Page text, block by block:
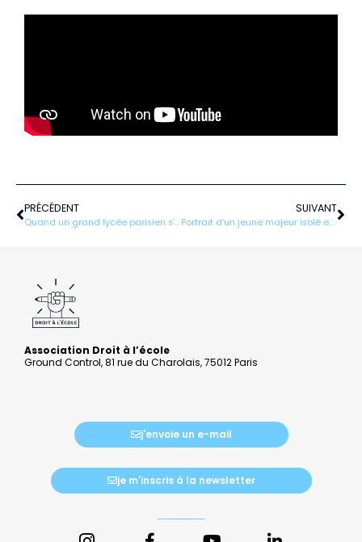
Précédent
PRÉCÉDENT
Quand un grand lycée parisien s’engage…
SUIVANT
Portrait d’un jeune majeur isolé engagé
Association Droit à l’école
Ground Control, 81 rue du Charolais, 75012 Paris
j'envoie un e-mail
je m'inscris à la newsletter